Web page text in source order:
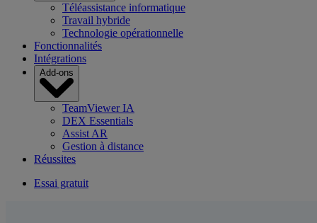
Téléassistance informatique
Travail hybride
Technologie opérationnelle
Fonctionnalités
Intégrations
Add-ons
TeamViewer IA
DEX Essentials
Assist AR
Gestion à distance
Réussites
Essai gratuit